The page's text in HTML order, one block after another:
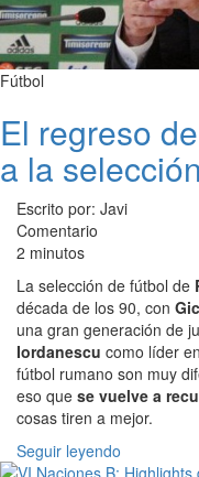
Fútbol
El regreso
a la
Escrito por: Javi
Comentario
2 minutos
La selección de fútbol de
década de los 90, con
una gran generación de
Iordanescu como líder
fútbol rumano son muy
eso que se vuelve a
cosas tiren a mejor.
Seguir leyendo